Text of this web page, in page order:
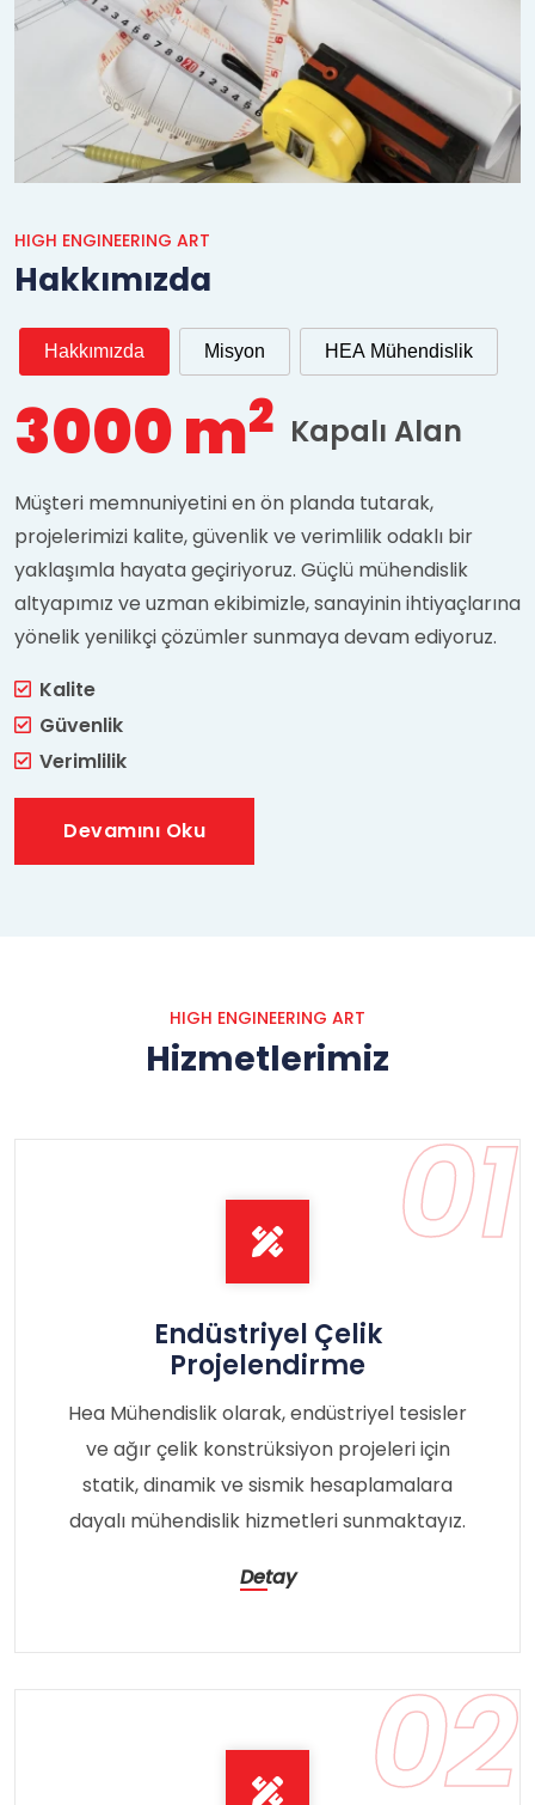
HIGH ENGINEERING ART
Hakkımızda
Hakkımızda Misyon HEA Mühendislik
3000 m2 Kapalı Alan
Müşteri memnuniyetini en ön planda tutarak,
projelerimizi kalite, güvenlik ve verimlilik odaklı bir
yaklaşımla hayata geçiriyoruz. Güçlü mühendislik
altyapımız ve uzman ekibimizle, sanayinin ihtiyaçlarına
yönelik yenilikçi çözümler sunmaya devam ediyoruz.
Kalite
Güvenlik
Verimlilik
Devamını Oku
HIGH ENGINEERING ART
Hizmetlerimiz
01
Endüstriyel Çelik
Projelendirme
Hea Mühendislik olarak, endüstriyel tesisler
ve ağır çelik konstrüksiyon projeleri için
statik, dinamik ve sismik hesaplamalara
dayalı mühendislik hizmetleri sunmaktayız.
Detay
02